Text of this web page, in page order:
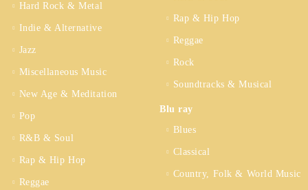
Hard Rock & Metal
Indie & Alternative
Jazz
Miscellaneous Music
New Age & Meditation
Pop
R&B & Soul
Rap & Hip Hop
Reggae
Rap & Hip Hop
Reggae
Rock
Soundtracks & Musical
Blu ray
Blues
Classical
Country, Folk & World Music